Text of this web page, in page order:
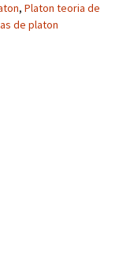
, Platon teoria de
de platon